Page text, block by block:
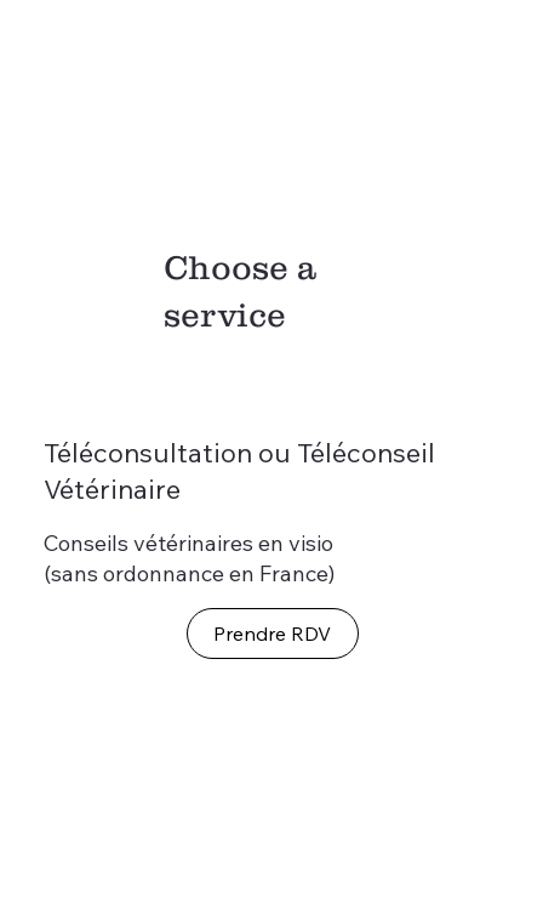
Choose a
service
Téléconsultation ou Téléconseil
Vétérinaire
Conseils vétérinaires en visio
(sans ordonnance en France)
Prendre RDV